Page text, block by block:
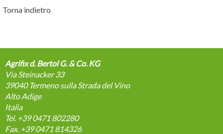
Torna indietro
Agrifix d. Bertol G. & Co. KG
Via Steinacker 33
39040 Termeno sulla Strada del Vino
Alto Adige
Italia
Tel. +39 0471 802280
Fax. +39 0471 814326